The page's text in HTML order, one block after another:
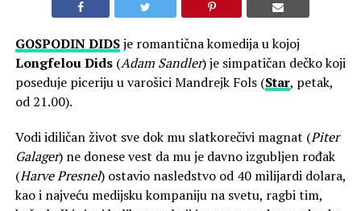
GOSPODINDIDSje romantična komedija u kojoj
Longfelou Dids(Adam Sandler) je simpatičan dečko koji
poseduje piceriju u varošici Mandrejk Fols (Star, petak,
od 21.00).
Vodi idiličan život sve dok mu slatkorečivi magnat (Piter
Galager) ne donese vest da mu je davno izgubljen rođak
(Harve Presnel) ostavio nasledstvo od 40 milijardi dolara,
kao i najveću medijsku kompaniju na svetu, ragbi tim,